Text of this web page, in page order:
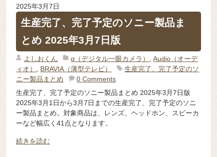
2025年3月7日
生産完了、完了予定のソニー製品ま
とめ 2025年3月7日版
よしおくん α（デジタル一眼カメラ） ,Audio（オーデ
ィオ）
BRAVIA（薄型テレビ）
生産完了、完了予定のソ
ニー製品まとめ
0 Comments
生産完了、完了予定のソニー製品まとめ 2025年3月7日版
2025年3月1日から3月7日までの生産完了、完了予定のソニ
ー製品まとめ。対象商品は、レンズ、ヘッドホン、スピーカ
ーなど幅広く41点となります。
続きを読む